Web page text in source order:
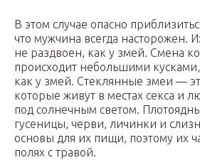
В этом случае опасно
что мужчина всегда насторожен.
не раздвоен, как у змей. Смена
происходит небольшими
как у змей. Стеклянные змеи —
которые живут в местах секса и
под солнечным светом.
гусеницы, черви, личинки и
основы для их пищи, поэтому их
полях с травой.